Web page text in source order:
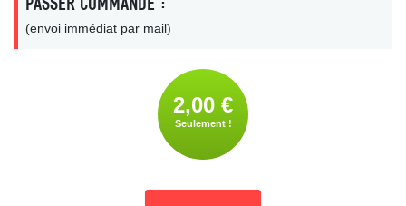
(envoi immédiat par mail)
2,00 €
Seulement !